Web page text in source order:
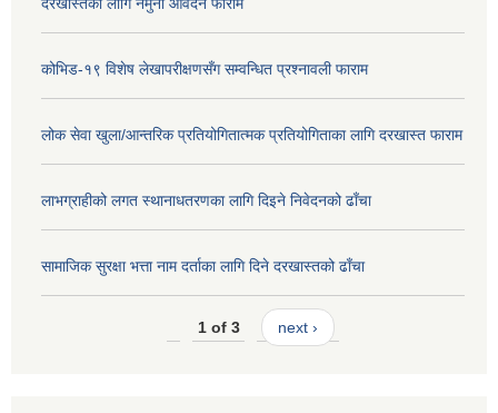
दरखास्तको लागि नमुना आवेदन फाराम
कोभिड-१९ विशेष लेखापरीक्षणसँग सम्वन्धित प्रश्नावली फाराम
लोक सेवा खुला/आन्तरिक प्रतियोगितात्मक प्रतियोगिताका लागि दरखास्त फाराम
लाभग्राहीको लगत स्थानाधतरणका लागि दिइने निवेदनको ढाँचा
सामाजिक सुरक्षा भत्ता नाम दर्ताका लागि दिने दरखास्तको ढाँचा
1 of 3 next ›